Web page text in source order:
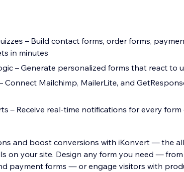
– Build contact forms, order forms,
in minutes
– Generate personalized forms that react to
Connect Mailchimp, MailerLite, and
– Receive real-time notifications for every form
and boost conversions with iKonvert — the
on your site. Design any form you need —
payment forms — or engage visitors with